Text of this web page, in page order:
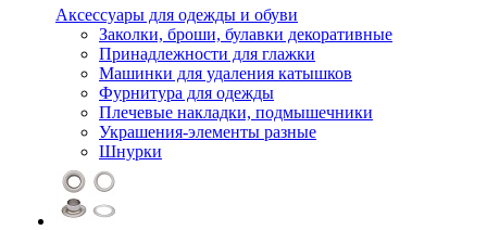
Аксессуары для одежды и обуви
Заколки, броши, булавки декоративные
Принадлежности для глажки
Машинки для удаления катышков
Фурнитура для одежды
Плечевые накладки, подмышечники
Украшения-элементы разные
Шнурки